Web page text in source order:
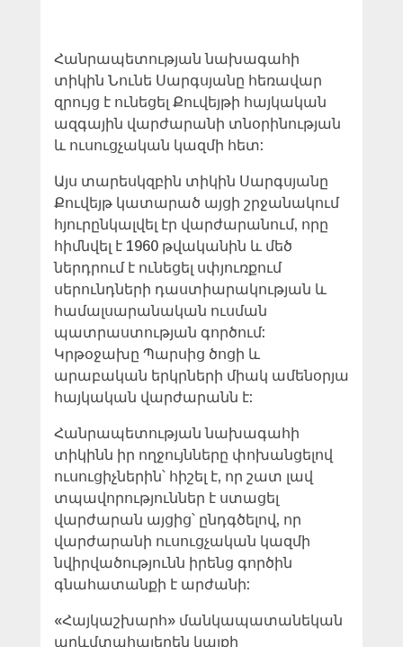
Հանրապետության նախագահի
տիկին Նունե Սարգսյանը հեռավար
զրույց է ունեցել Քուվեյթի հայկական
ազգային վարժարանի տնօրինության
և ուսուցչական կազմի հետ:
Այս տարեսկզբին տիկին Սարգսյանը
Քուվեյթ կատարած այցի շրջանակում
հյուրընկալվել էր վարժարանում, որը
հիմնվել է 1960 թվականին և մեծ
ներդրում է ունեցել սփյուռքում
սերունդների դաստիարակության և
համալսարանական ուսման
պատրաստության գործում:
Կրթօջախը Պարսից ծոցի և
արաբական երկրների միակ ամենօրյա
հայկական վարժարանն է:
Հանրապետության նախագահի
տիկինն իր ողջույնները փոխանցելով
ուսուցիչներին՝ հիշել է, որ շատ լավ
տպավորություններ է ստացել
վարժարան այցից՝ ընդգծելով, որ
վարժարանի ուսուցչական կազմի
նվիրվածությունն իրենց գործին
գնահատանքի է արժանի:
«Հայկաշխարհ» մանկապատանեկան
արևմտահայերեն կայքի